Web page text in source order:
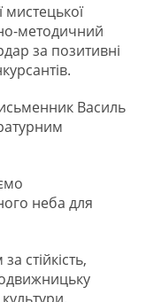
мистецької
методичний
за позитивні
Василь
неба для
стійкість,